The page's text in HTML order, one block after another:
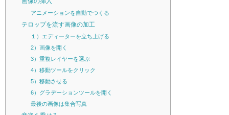
アニメーションを自動でつくる
テロップを流す画像の加工
１）エディーターを立ち上げる
2）画像を開く
3）重複レイヤーを選ぶ
4）移動ツールをクリック
5）移動させる
6）グラデーションツールを開く
最後の画像は集合写真